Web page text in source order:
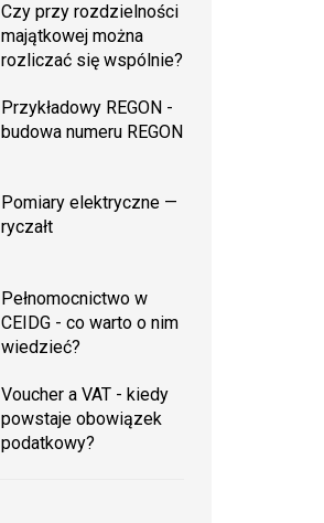
Czy przy rozdzielności
majątkowej można
rozliczać się wspólnie?
Przykładowy REGON -
budowa numeru REGON
Pomiary elektryczne —
ryczałt
Pełnomocnictwo w
CEIDG - co warto o nim
wiedzieć?
Voucher a VAT - kiedy
powstaje obowiązek
podatkowy?